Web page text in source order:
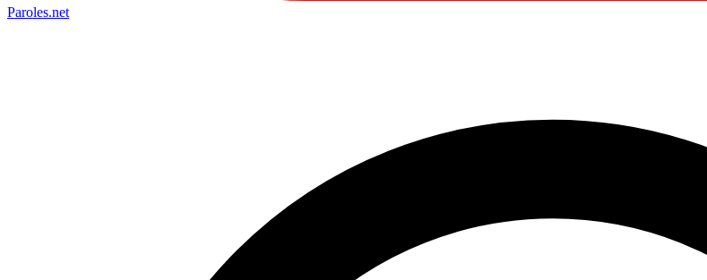
Paroles.net